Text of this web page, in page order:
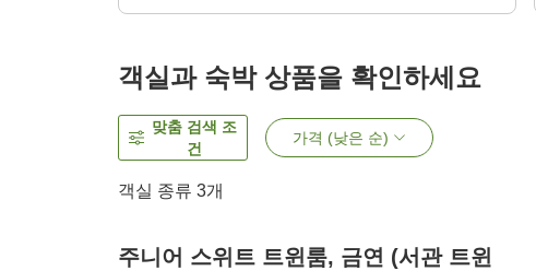
객실과 숙박 상품을 확인하세요
맞춤 검색 조
건
가격 (낮은 순)
객실 종류 3개
주니어 스위트 트윈룸, 금연 (서관 트윈